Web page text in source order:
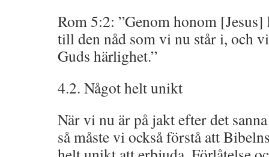
Rom 5:2: ”Genom honom
till den nåd som vi nu står i, och
Guds härlighet.”
4.2. Något helt unikt
När vi nu är på jakt efter det
så måste vi också förstå att